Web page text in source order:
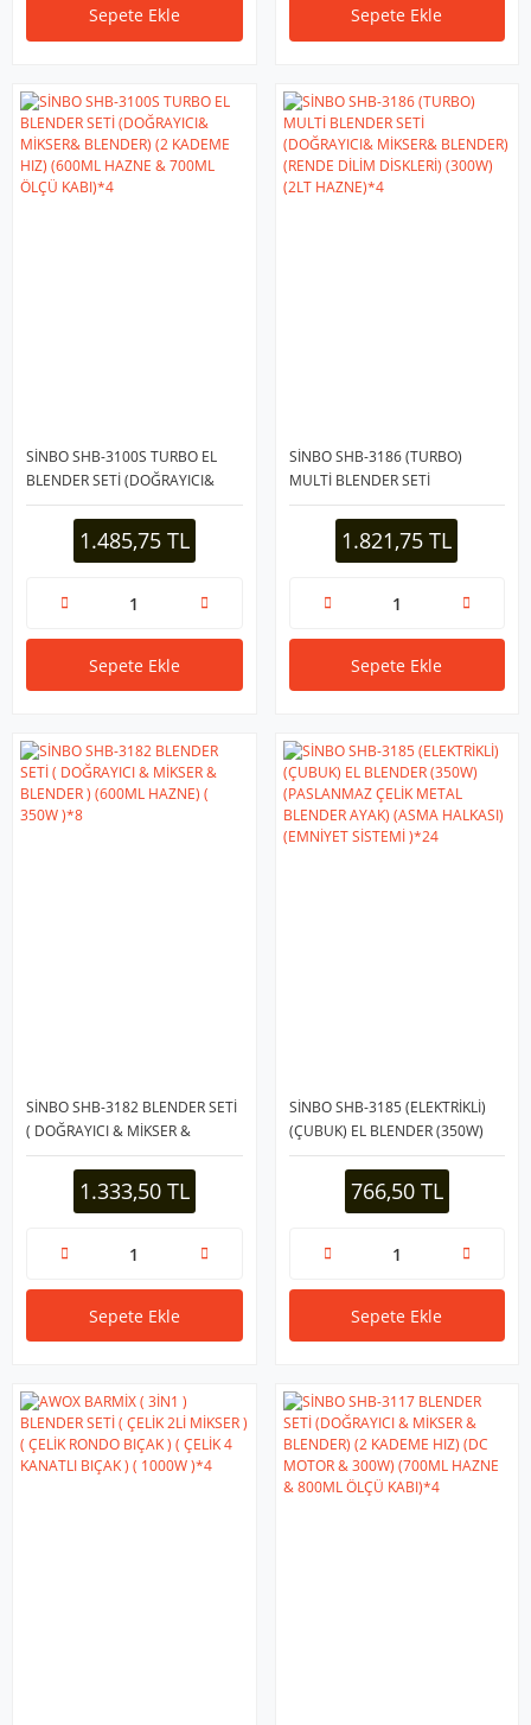
Sepete Ekle Sepete Ekle
SİNBO SHB-3100S TURBO EL
BLENDER SETİ (DOĞRAYICI&
MİKSER& BLENDER) (2 KADEME
HIZ) (600ML HAZNE & 700ML
ÖLÇÜ KABI)*41.485,75 TL
Sepete Ekle
SİNBO SHB-3186 (TURBO)
MULTİ BLENDER SETİ
(DOĞRAYICI& MİKSER&
BLENDER) (RENDE DİLİM
DİSKLERİ) (300W) (2LT
1.821,75 TL
Sepete Ekle
SİNBO SHB-3182 BLENDER SETİ
( DOĞRAYICI & MİKSER &
BLENDER ) (600ML HAZNE) (
350W )*81.333,50 TL
Sepete Ekle
SİNBO SHB-3185 (ELEKTRİKLİ)
(ÇUBUK) EL BLENDER (350W)
(PASLANMAZ ÇELİK METAL
BLENDER AYAK) (ASMA
HALKASI) (EMNİYET SİSTEMİ
766,50 TL
Sepete Ekle